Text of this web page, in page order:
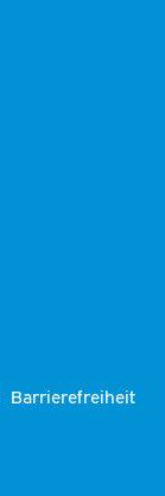
Barrierefreiheit